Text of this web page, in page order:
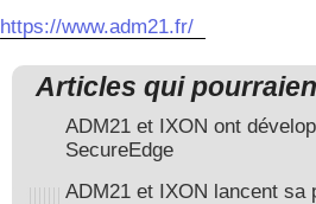
https://www.adm21.fr/
Articles qui
ADM21 et IXON ont
SecureEdge
ADM21 et IXON lancent sa